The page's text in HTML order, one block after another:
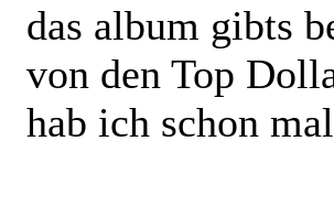
das album gibts
von den Top
hab ich schon